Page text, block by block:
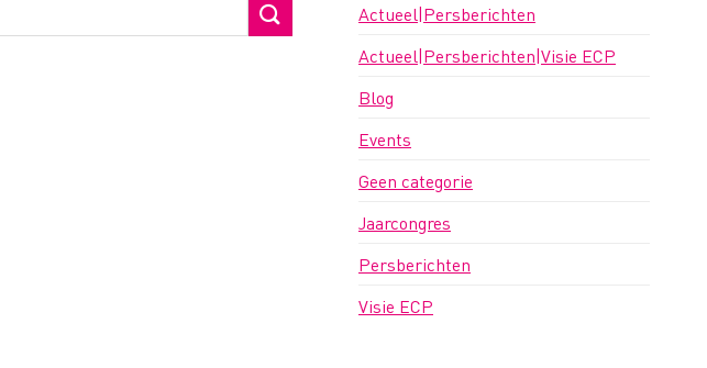
Actueel|Persberichten
Actueel|Persberichten|Visie ECP
Blog
Events
Geen categorie
Jaarcongres
Persberichten
Visie ECP